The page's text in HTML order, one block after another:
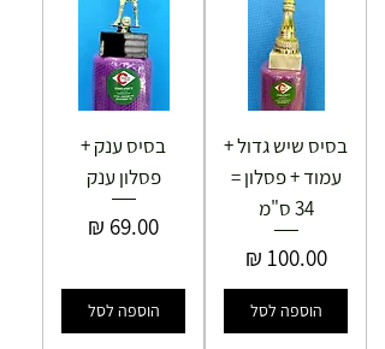
בסיס שיש גדול +
עמוד + פסלון =
34 ס"מ
מחיר‏100.00 ‏₪
הוספה לסל
בסיס ענק +
פסלון ענק
מחיר
הוספה לסל